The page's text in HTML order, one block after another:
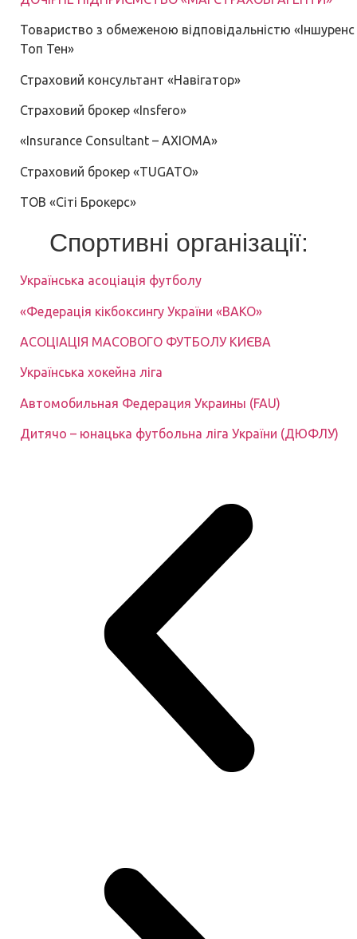
Товариство з обмеженою відповідальністю «Іншуренс
Топ Тен»
Страховий консультант «Навігатор»
Страховий брокер «Insfero»
«Insurance Consultant – AXIOMA»
Страховий брокер «TUGATO»
ТОВ «Сіті Брокерс»
Спортивні організації:
Українська асоціація футболу
«Федерація кікбоксингу України «ВАКО»
АСОЦІАЦІЯ МАСОВОГО ФУТБОЛУ КИЄВА
Українська хокейна ліга
Автомобильная Федерация Украины (FAU)
Дитячо – юнацька футбольна ліга України (ДЮФЛУ)